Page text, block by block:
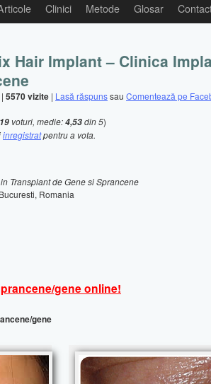
Clinici Metode Glosar
Hair Implant – Clinica
| 5570 vizite | Lasă răspunssau Comentează pe
19 voturi, medie:4,53din 5)
inregistratpentru a vota.
Transplant de Gene si Sprancene
Romania
gene online!
gene